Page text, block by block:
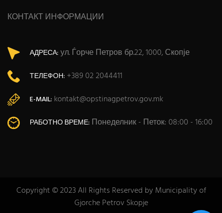
КОНТАКТ ИНФОРМАЦИИ
АДРЕСА: ул. Ѓорче Петров бр.22, 1000, Скопје
ТЕЛЕФОН: +389 02 2044411
E-MAIL: kontakt@opstinagpetrov.gov.mk
РАБОТНО ВРЕМЕ: Понеделник - Петок: 08:00 - 16:00
Copyright © 2023 All Rights Reserved by Municipality of
Gjorche Petrov Skopje